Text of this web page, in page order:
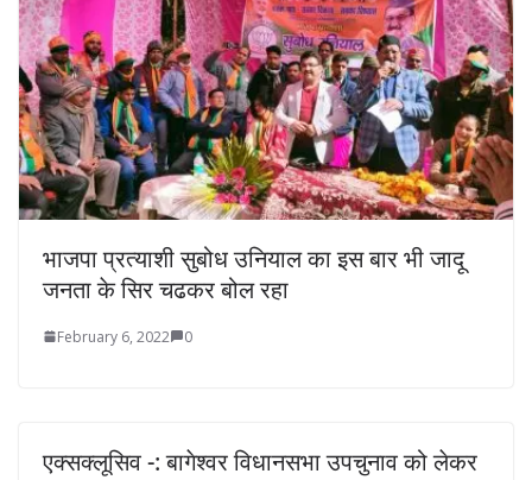
भाजपा प्रत्याशी सुबोध उनियाल का इस बार भी जादू
जनता के सिर चढकर बोल रहा
February 6, 2022 0
एक्सक्लूसिव -: बागेश्वर विधानसभा उपचुनाव को लेकर